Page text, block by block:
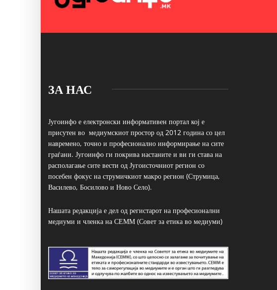
ЗА НАС
Југоинфо е електронски информативен портал кој е
присутен во медиумскиот простор од 2012 година со цел
навремено, точно и професионално информирање на сите
граѓани. Југоинфо ги покрива настаните и ви ги става на
располагање сите вести од Југоисточниот регион со
посебен фокус на струмичкиот макро регион (Струмица,
Василево, Босилово и Ново Село).
Нашата редакција е дел од регистарот на професионални
медиуми и членка на СЕММ (Совет за етика во медиуми)